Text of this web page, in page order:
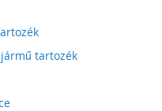
tartozék